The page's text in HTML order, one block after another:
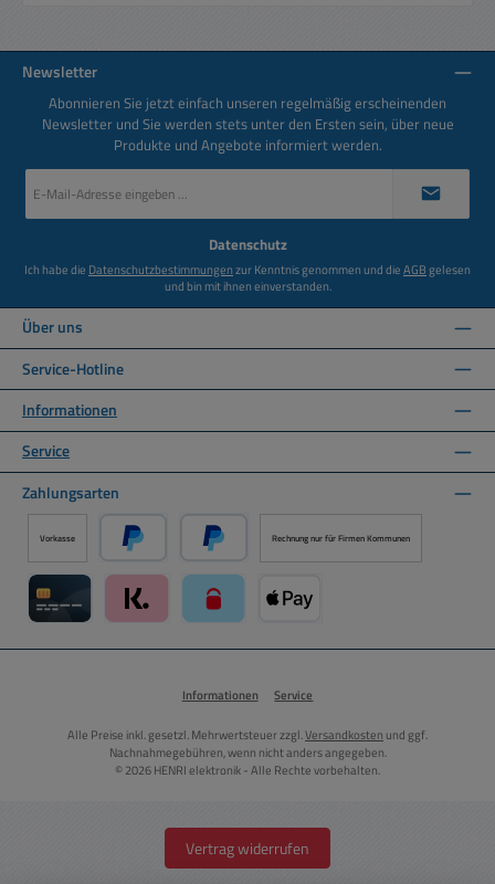
Newsletter
Abonnieren Sie jetzt einfach unseren regelmäßig erscheinenden
Newsletter und Sie werden stets unter den Ersten sein, über neue
Produkte und Angebote informiert werden.
Mail-
Datenschutz
Ich habe die Datenschutzbestimmungenzur Kenntnis genommen und dieAGBgelesen
und bin mit ihnen einverstanden.
Über uns
Service-Hotline
Informationen
Service
Zahlungsarten
Vorkasse
PayPal Später Bezahlen über PayPal
Rechnung nur für Firmen Kommunen
Informationen Service
Alle Preise inkl. gesetzl. Mehrwertsteuer zzgl.Versandkosten und ggf.
Nachnahmegebühren, wenn nicht anders angegeben.
© 2026 HENRI elektronik - Alle Rechte vorbehalten.
Vertrag widerrufen